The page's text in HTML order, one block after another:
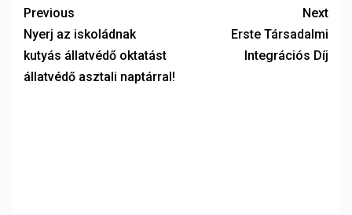
Previous
Nyerj az iskoládnak
kutyás állatvédő oktatást
állatvédő asztali naptárral!
Next
Erste Társadalmi
Integrációs Díj